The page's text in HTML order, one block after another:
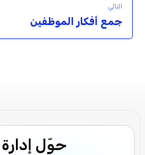
التالي
جمع أفكار الموظفين
حوّل